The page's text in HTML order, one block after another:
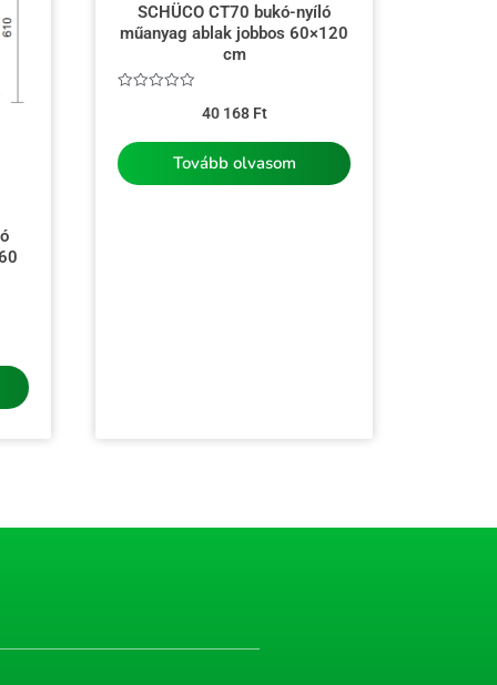
SCHÜCO CT70 bukó-nyíló
műanyag ablak jobbos 60×120
cm
40 168 Ft
Tovább olvasom